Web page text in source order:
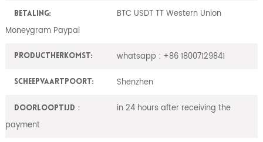
Betaling:
BTC USDT TT Western Union
Moneygram Paypal
ProductHerkomst: whatsapp : +86 18007129841
Scheepvaartpoort: Shenzhen
Doorlooptijd：
in 24 hours after receiving the
payment